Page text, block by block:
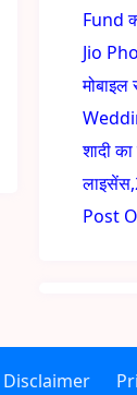
Fund
Jio
शादी
Post
Disclaimer